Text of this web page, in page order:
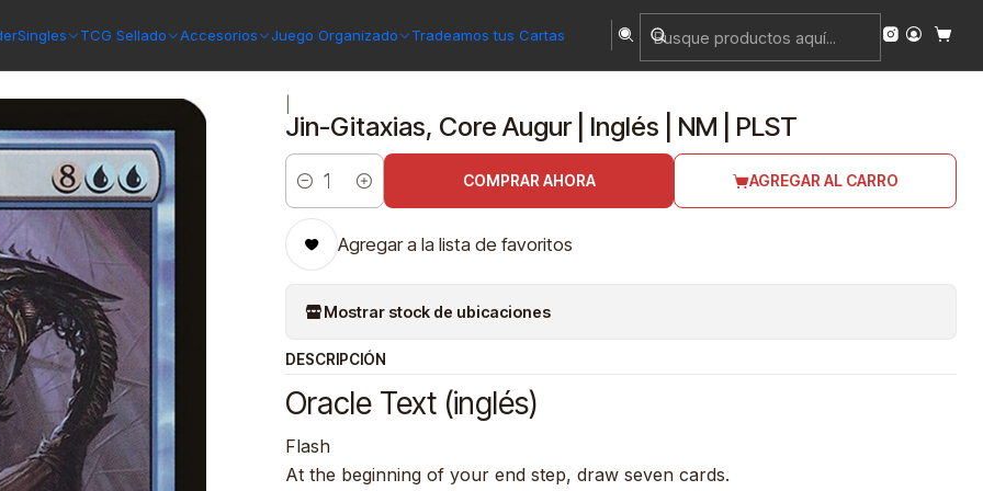
Singles TCG Sellado Accesorios Juego Organizado Tradeamos tus Cartas
Core Augur | Inglés | NM | PLST
Jin-Gitaxias, Core Augur | Inglés | NM | PLST
Cantidad
AGREGAR AL CARRO
COMPRAR AHORA
Agregar a la lista de favoritos
Mostrar stock de ubicaciones
DESCRIPCIÓN
Oracle Text (inglés)
Flash
At the beginning of your end step, draw seven cards.